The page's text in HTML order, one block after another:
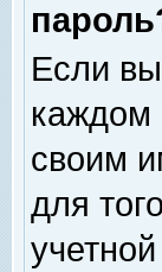
Если
каждом
своим
для